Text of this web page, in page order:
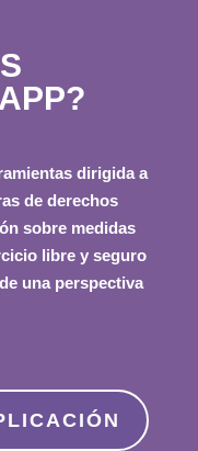
dirigida a
de derechos
sobre medidas
libre y seguro
una perspectiva